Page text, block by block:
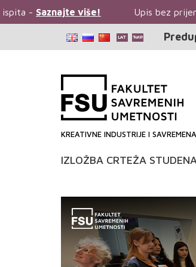
-Saznajte više! Upis bez
KREATIVNE INDUSTRIJE I
IZLOŽBA CRTEŽA